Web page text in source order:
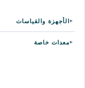
▸الأجهزة والقياسات
▸معدات خاصة